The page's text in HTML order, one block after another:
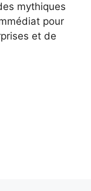
mythiques
pour
et de